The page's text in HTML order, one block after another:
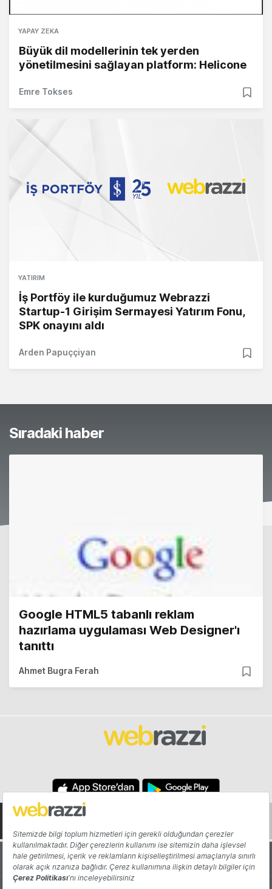
YAPAY ZEKA
Büyük dil modellerinin tek yerden
yönetilmesini sağlayan platform: Helicone
Emre Tokses
YATIRIM
İş Portföy ile kurduğumuz Webrazzi
Startup-1 Girişim Sermayesi Yatırım Fonu,
SPK onayını aldı
Arden Papuççiyan
Sıradaki haber
Google HTML5 tabanlı reklam
hazırlama uygulaması Web Designer'ı
tanıttı
Ahmet Bugra Ferah
Hakkında Yazarlar